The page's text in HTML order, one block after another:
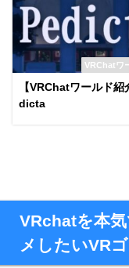
VRChatワ
【VRChatワールド紹
dicta
VRchatを本
メしたいVR